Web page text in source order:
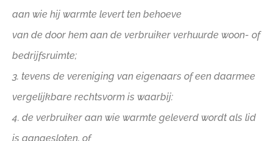
aan wie hij warmte levert ten behoeve
van de door hem aan de verbruiker verhuurde woon- of
bedrijfsruimte;
3. tevens de vereniging van eigenaars of een daarmee
vergelijkbare rechtsvorm is waarbij:
4. de verbruiker aan wie warmte geleverd wordt als lid
is aangesloten, of